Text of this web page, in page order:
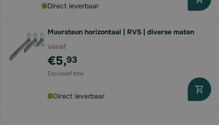
Direct leverbaar
Muursteun horizontaal | RVS | diverse maten
Vanaf
€5,93
Direct leverbaar